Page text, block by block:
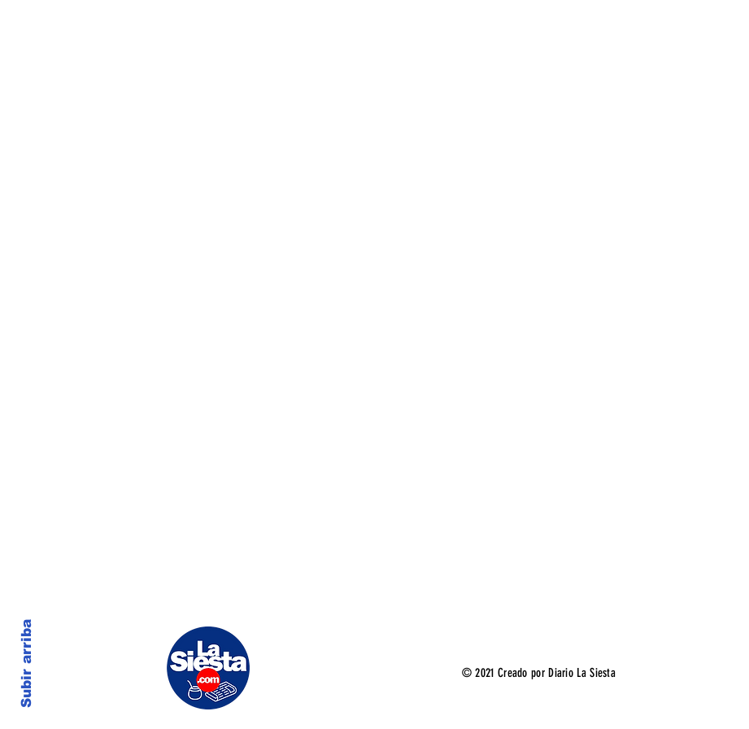
Subir arriba © 2021 Creado por Diario La Siesta